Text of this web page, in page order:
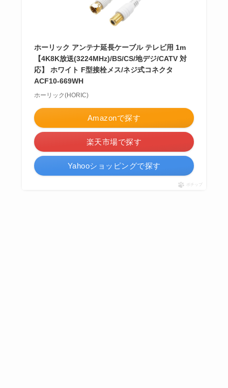
ホーリック アンテナ延長ケーブル テレビ用 1m
【4K8K放送(3224MHz)/BS/CS/地デジ/CATV 対
応】 ホワイト F型接栓メス/ネジ式コネクタ
ACF10-669WH
ホーリック(HORIC)
Amazonで探す
楽天市場で探す
Yahooショッピングで探す
ポチップ